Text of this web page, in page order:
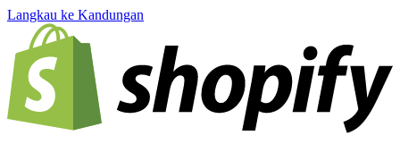
Langkau ke Kandungan